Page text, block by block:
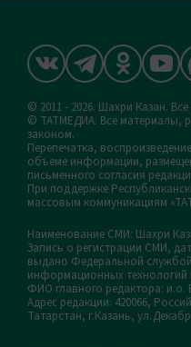
© 2011 - 2026. Шахри Казан.
© ТАТМЕДИА. Все материалы,
законом.
Перепечатка,
объеме информации,
письменного согласия
При поддержке
массовым коммуникациям
Наименование СМИ: Шахри
Запись о регистрации СМИ,
выдано Федеральной
информационных
ФИО главного редактора:
Адрес редакции: 420066,
Татарстан, г.Казань,